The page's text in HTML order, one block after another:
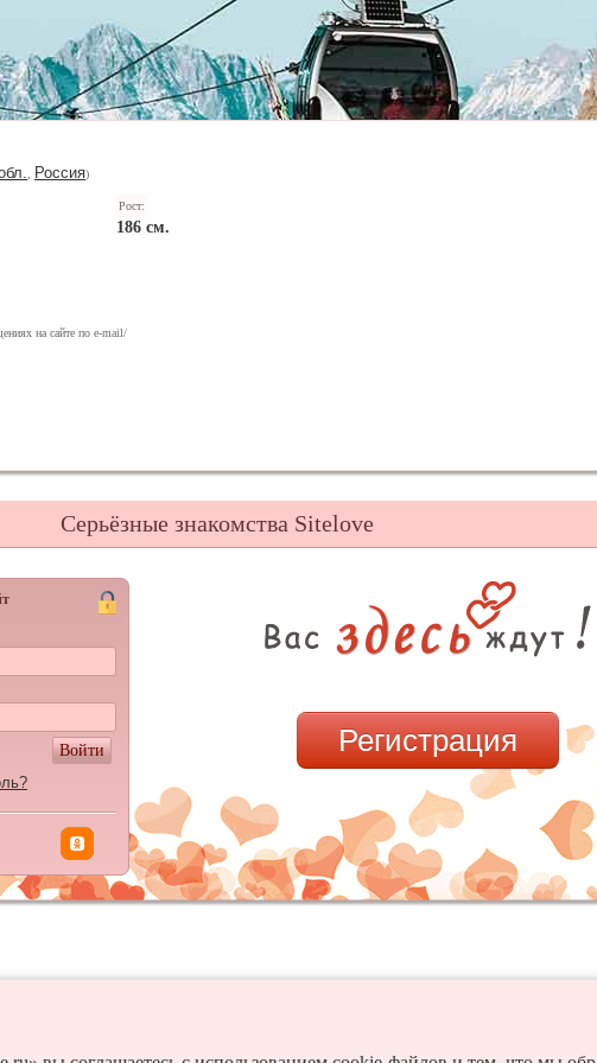
Россия)
Рост:
186 см.
на сайте по e-mail/
Серьёзные знакомства Sitelove
Войти
Регистрация